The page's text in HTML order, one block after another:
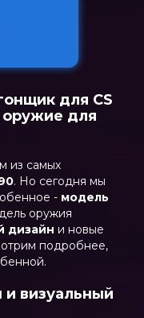
для CS
оружие для
из самых
. Но сегодня мы
- модель
оружия
дизайн и новые
подробнее,
визуальный